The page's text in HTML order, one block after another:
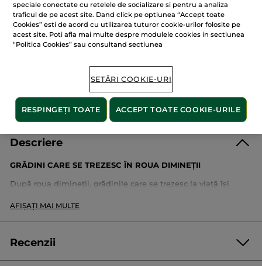
Plată securizată
Satisfacție garantată sau banii înapoi
Transport gratuit la comenzile de peste 149 LEI
AFLAȚI MAI MULTE
Descriere
GRĂDINI CARE SE TREZESC ÎN ROUA DIMINEȚII
După roua dimineții, grădinile care se trezesc la viață își
sărutate de rouă evocă parfumul primelor zile de primăvară.
Autenticitatea unui trandafir proaspăt cules, pusă în valoare
de cedru.
Intensitate:echilibrată
AFIȘAȚI MAI MULTE
Recenzii
speciale conectate cu retelele de socializare si pentru a analiza
traficul de pe acest site. Dand click pe optiunea “Accept toate
Cookies” esti de acord cu utilizarea tuturor cookie-urilor folosite pe
acest site. Poti afla mai multe despre modulele cookies in sectiunea
“Politica Cookies” sau consultand sectiunea
SETĂRI COOKIE-URI
RESPINGEȚI TOATE ACCEPT TOATE COOKIE-URILE